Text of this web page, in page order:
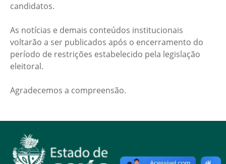
candidatos.
As notícias e demais conteúdos institucionais
voltarão a ser publicados após o encerramento do
período de restrições estabelecido pela legislação
eleitoral.
Agradecemos a compreensão.